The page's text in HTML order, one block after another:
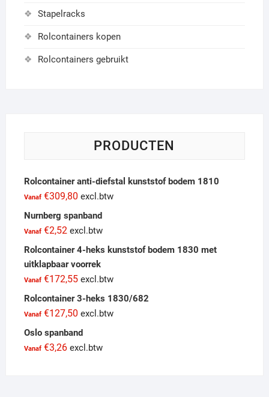
Stapelracks
Rolcontainers kopen
Rolcontainers gebruikt
PRODUCTEN
Rolcontainer anti-diefstal kunststof bodem 1810
Vanaf €309,80 excl.btw
Nurnberg spanband
Vanaf €2,52excl.btw
Rolcontainer 4-heks kunststof bodem 1830 met
uitklapbaar voorrek
Vanaf €172,55excl.btw
Rolcontainer 3-heks 1830/682
Vanaf €127,50 excl.btw
Oslo spanband
Vanaf €3,26excl.btw